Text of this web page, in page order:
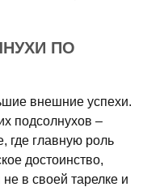
ПО
внешние успехи.
подсолнухов –
где главную роль
достоинство,
не в своей тарелке и